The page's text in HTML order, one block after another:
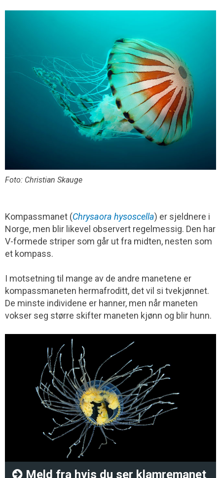
Foto: Christian Skauge
Kompassmanet (Chrysaora hysoscella) er sjeldnere i
Norge, men blir likevel observert regelmessig. Den har
V-formede striper som går ut fra midten, nesten som
et kompass.
I motsetning til mange av de andre manetene er
kompassmaneten hermafroditt, det vil si tvekjønnet.
De minste individene er hanner, men når maneten
vokser seg større skifter maneten kjønn og blir hunn.
Meld fra hvis du ser klamremanet